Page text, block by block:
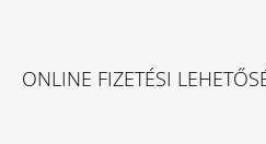
ONLINE FIZETÉSI